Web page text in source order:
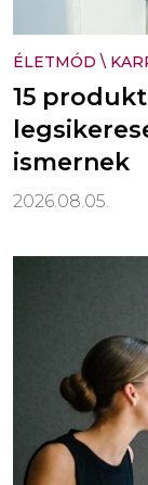
ÉLETMÓD \
15
ismernek
2026.08.05.